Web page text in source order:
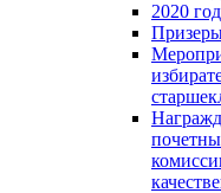
2020 год